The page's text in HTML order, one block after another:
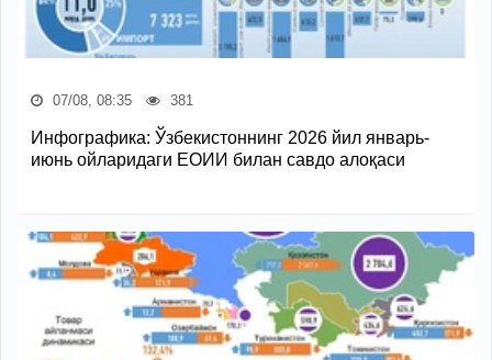
07/08, 08:35 381
Инфографика: Ўзбекистоннинг 2026 йил январь-
июнь ойларидаги ЕОИИ билан савдо алоқаси